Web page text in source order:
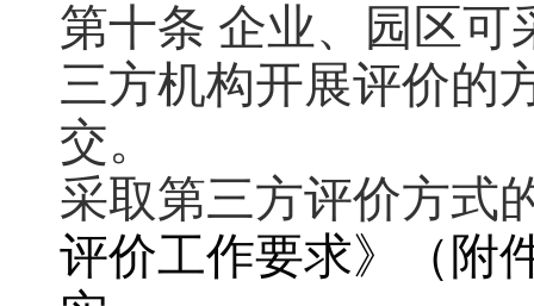
第十条 企业、园区
三方机构开展评价的
交。
采取第三方评价方式
评价工作要求》（附